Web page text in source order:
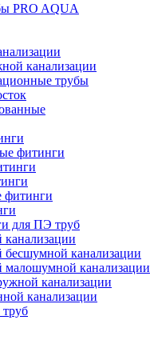
PRO AQUA
канализации
трубы
фитинги
фитинги
для ПЭ труб
канализации
малошумной канализации
канализации
канализации